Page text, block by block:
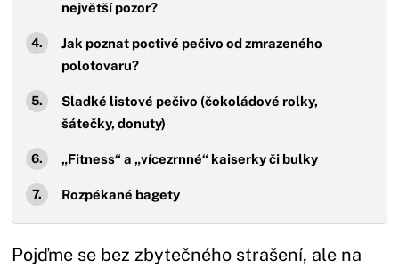
největší pozor?
Jak poznat poctivé pečivo od zmrazeného
polotovaru?
Sladké listové pečivo (čokoládové rolky,
šátečky, donuty)
„Fitness“ a „vícezrnné“ kaiserky či bulky
Rozpékané bagety
Pojďme se bez zbytečného strašení, ale na